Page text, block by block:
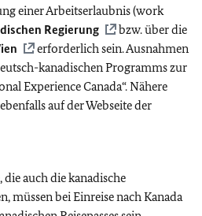
einer Arbeitserlaubnis (work
Regierung
bzw. über die
erforderlich sein. Ausnahmen
kanadischen Programms zur
Experience Canada“. Nähere
auf der Webseite der
die auch die kanadische
müssen bei Einreise nach Kanada